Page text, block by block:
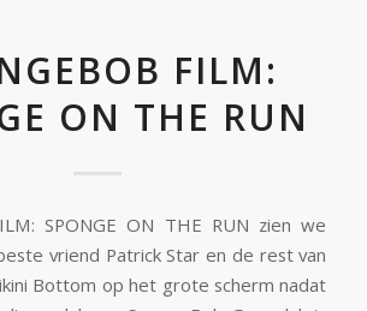
FILM:
ON THE RUN
SPONGE ON THE RUN zien we
vriend Patrick Star en de rest van
Bottom op het grote scherm nadat